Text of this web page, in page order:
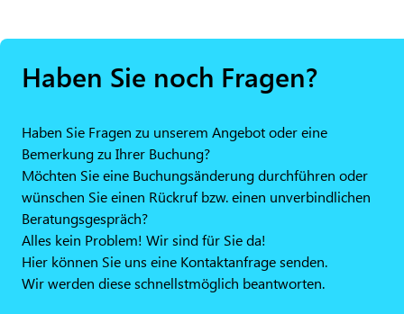
Haben Sie noch Fragen?
Haben Sie Fragen zu unserem Angebot oder eine
Bemerkung zu Ihrer Buchung?
Möchten Sie eine Buchungsänderung durchführen oder
wünschen Sie einen Rückruf bzw. einen unverbindlichen
Beratungsgespräch?
Alles kein Problem! Wir sind für Sie da!
Hier können Sie uns eine Kontaktanfrage senden.
Wir werden diese schnellstmöglich beantworten.